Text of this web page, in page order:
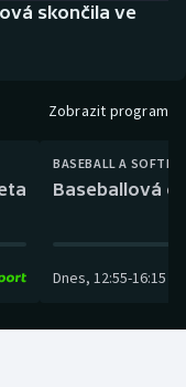
skončila ve
Zobrazit program
BASEBALL A
Baseballová
Dnes, 12:55-16:15